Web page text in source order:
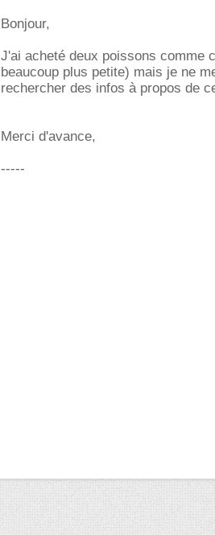
Bonjour,
J'ai acheté deux poissons comme
beaucoup plus petite) mais je ne
rechercher des infos à propos de
Merci d'avance,
-----